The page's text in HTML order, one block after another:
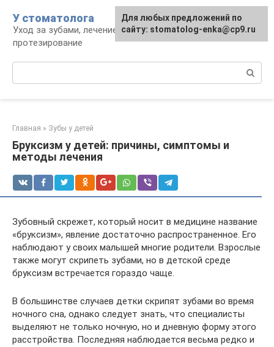
контенту
У стоматолога
Уход за зубами, лечение, удаление,
протезирование
Главная » Зубы у детей
Бруксизм у детей: причины, симптомы и
методы лечения
Зубовный скрежет, который носит в медицине название
«бруксизм», явление достаточно распространенное. Его
наблюдают у своих малышей многие родители. Взрослые
также могут скрипеть зубами, но в детской среде
бруксизм встречается гораздо чаще.
В большинстве случаев детки скрипят зубами во время
ночного сна, однако следует знать, что специалисты
выделяют не только ночную, но и дневную форму этого
расстройства. Последняя наблюдается весьма редко и
Для любых предложений по
сайту: stomatolog-enka@cp9.ru